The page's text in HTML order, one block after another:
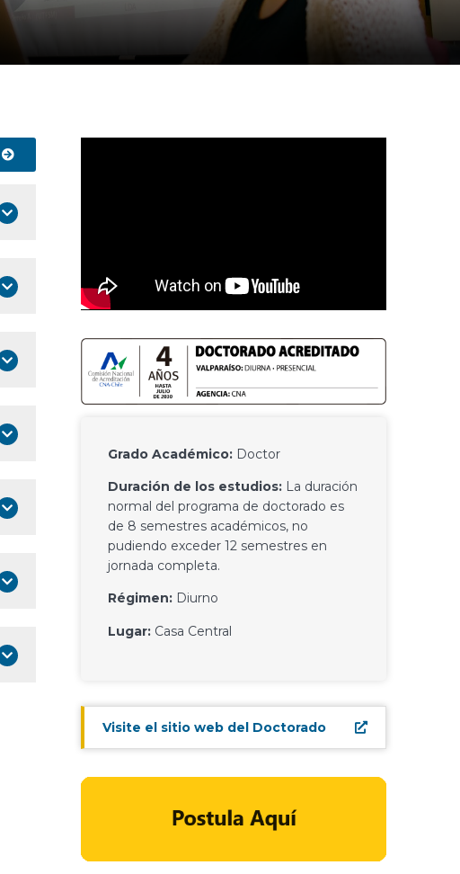
Grado Académico: Doctor
Duración de los estudios: La duración
normal del programa de doctorado es
de 8 semestres académicos, no
pudiendo exceder 12 semestres en
jornada completa.
Régimen: Diurno
Lugar: Casa Central
Visite el sitio web del Doctorado